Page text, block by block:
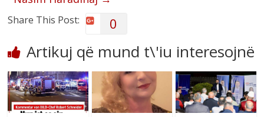
Share This Post: 0
Artikuj që mund t\'iu interesojnë